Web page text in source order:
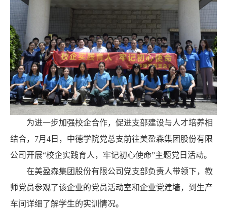
为进一步加强校企合作，促进支部建设与人才培养相
结合， 7月 4 日， 中德学院党总支前往美盈森集团股份有限
公司开展“校企实践育人，牢记初心使命”主题党日活动。
在美盈森集团股份有限公司党支部负责人带领下，教
师党员参观了该企业的党员活动室和企业党建墙，到生产
车间详细了解学生的实训情况。